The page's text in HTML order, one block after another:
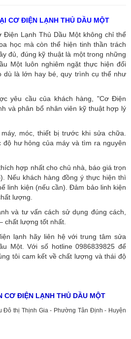
CƠ ĐIỆN LẠNH THỦ DẦU MỘT
Điện Lạnh Thủ Dầu Một không chỉ thể
học mà còn thể hiện tinh thần trách
đủ, đúng kỹ thuật là một trong những
Một luôn nghiêm ngặt thực hiện đối
dù là lớn hay bé, quy trình cụ thể như
yêu cầu của khách hàng, "Cơ Điện
và phân bổ nhân viên kỹ thuật hợp lý
móc, thiết bị trước khi sửa chữa.
độ hư hỏng của máy và tìm ra nguyên
hợp nhất cho chủ nhà, báo giá trọn
Nếu khách hàng đồng ý thực hiện thì
linh kiện (nếu cần). Đảm bảo linh kiện
lượng.
và tư vấn cách sử dụng đúng cách,
chất lượng tốt nhất.
lạnh hãy liên hệ với trung tâm sửa
Một. Với số hotline 0986839825 để
tôi cam kết về chất lượng và thái độ
CƠ ĐIỆN LẠNH THỦ DẦU MỘT
thị Thịnh Gia - Phường Tân Định - Huyện